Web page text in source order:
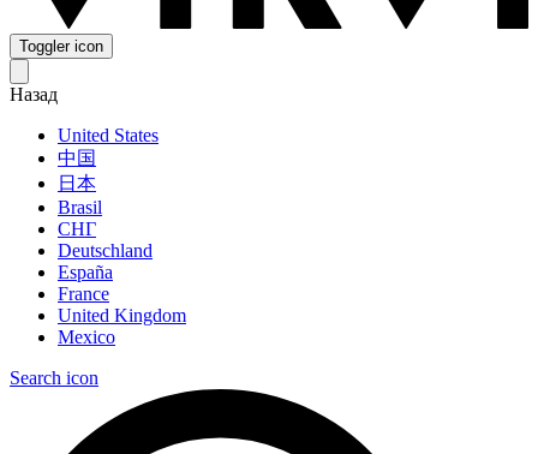
Toggler icon
Назад
United States
中国
日本
Brasil
СНГ
Deutschland
España
France
United Kingdom
Mexico
Search icon